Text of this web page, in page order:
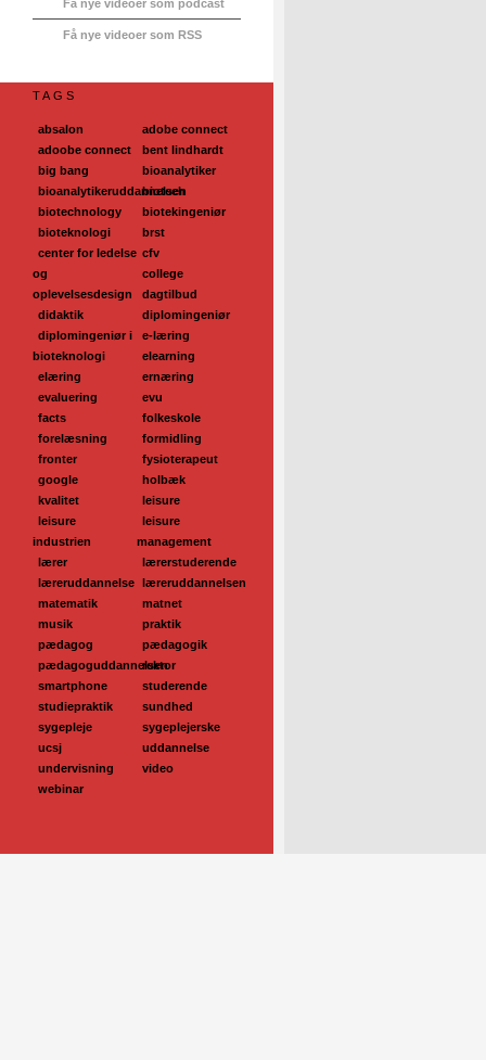
Få nye videoer som podcast
Få nye videoer som RSS
TAGS
absalon
adobe connect
adoobe connect
bent lindhardt
big bang
bioanalytiker
bioanalytikeruddannelsen
biotech
biotechnology
biotekingeniør
bioteknologi
brst
center for ledelse
og
oplevelsesdesign
cfv
college
dagtilbud
didaktik
diplomingeniør
diplomingeniør i
bioteknologi
e-læring
elearning
elæring
ernæring
evaluering
evu
facts
folkeskole
forelæsning
formidling
fronter
fysioterapeut
google
holbæk
kvalitet
leisure
leisure
industrien
leisure
management
lærer
lærerstuderende
læreruddannelse læreruddannelsen
matematik
matnet
musik
praktik
pædagog
pædagogik
pædagoguddannelsen
rektor
smartphone
studerende
studiepraktik
sundhed
sygepleje
sygeplejerske
ucsj
uddannelse
undervisning
video
webinar